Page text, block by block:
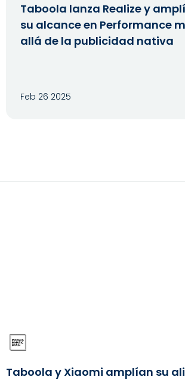
Taboola lanza Realize y
su alcance en Performance
allá de la publicidad nativa
Feb 26 2025
Taboola y Xiaomi amplían su